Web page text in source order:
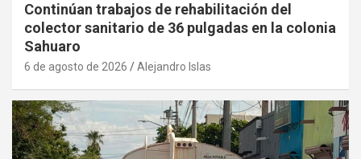
Continúan trabajos de rehabilitación del
colector sanitario de 36 pulgadas en la colonia
Sahuaro
6 de agosto de 2026 Alejandro Islas